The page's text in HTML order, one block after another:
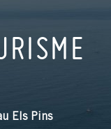
Els Pins